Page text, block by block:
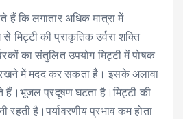
हैं कि लगातार अधिक मात्रा में
मिट्टी की प्राकृतिक उर्वरा शक्ति
का संतुलित उपयोग मिट्टी में पोषक
में मदद कर सकता है। इसके अलावा
हैं।भूजल प्रदूषण घटता है।मिट्टी की
है।पर्यावरणीय प्रभाव कम होता